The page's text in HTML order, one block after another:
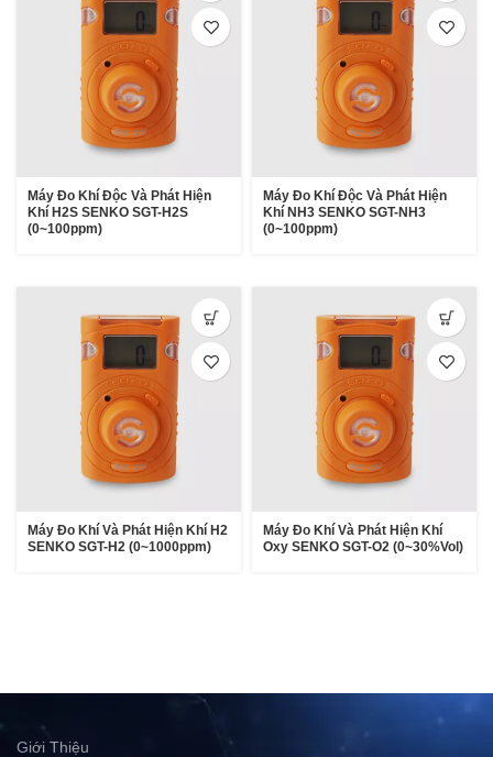
Máy Đo Khí Độc Và Phát Hiện
Khí H2S SENKO SGT-H2S
(0~100ppm)
Máy Đo Khí Độc Và Phát Hiện
Khí NH3 SENKO SGT-NH3
(0~100ppm)
Máy Đo Khí Và Phát Hiện Khí H2
SENKO SGT-H2 (0~1000ppm)
Máy Đo Khí Và Phát Hiện Khí
Oxy SENKO SGT-O2 (0~30%Vol)
Giới Thiệu